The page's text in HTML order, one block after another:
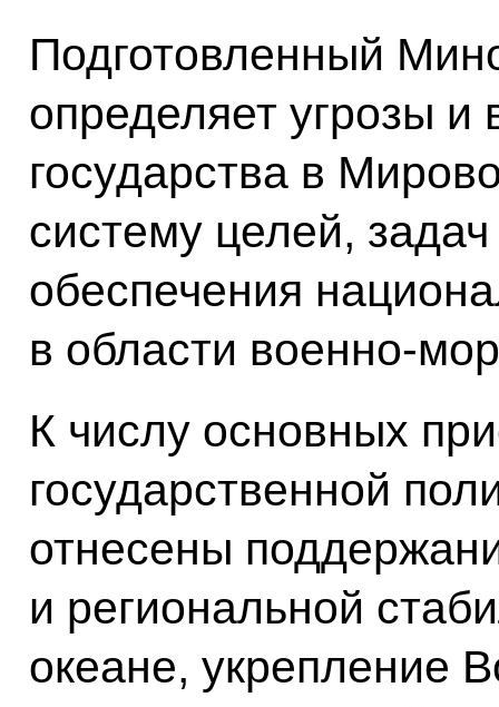
Подготовленный
определяет угрозы и
государства в
систему целей,
обеспечения
в области военно-
К числу основных
государственной
отнесены
и региональной
океане, укрепление